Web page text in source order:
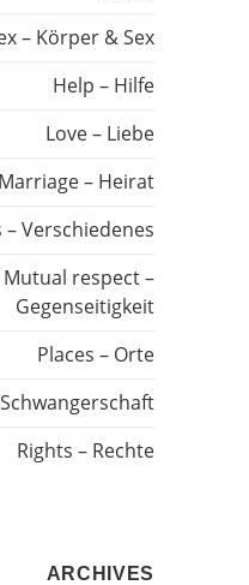
– Körper & Sex
Help – Hilfe
Love – Liebe
Marriage – Heirat
Verschiedenes
Mutual respect –
Gegenseitigkeit
Places – Orte
Rights – Rechte
ARCHIVES